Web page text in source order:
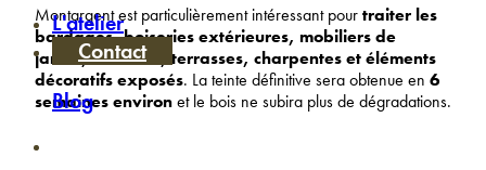
L'atelier
Contact
Blog
Montargent est particulièrement intéressant pourtraiter les
bardages, boiseries extérieures, mobiliers de
jardin, escaliers, terrasses, charpentes et éléments
décoratifs exposés. La teinte définitive sera obtenue en 6
semaines environet le bois ne subira plus de dégradations.